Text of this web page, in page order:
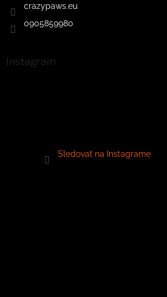
crazypaws.eu
0905859980
Instagram
Sledovať na Instagrame